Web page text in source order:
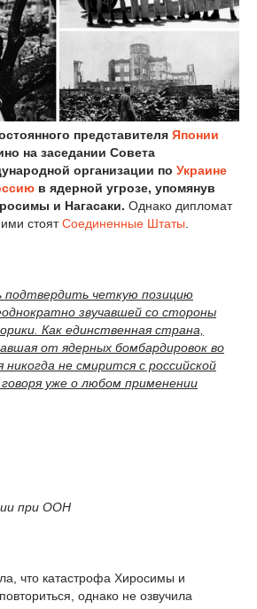
представителя Японии
на заседании Совета
организации по Украине
в ядерной угрозе, упомянув
и Нагасаки. Однако дипломат
стоятСоединенные Штаты.
четкую позицию
звучавшей со стороны
Как единственная страна,
от ядерных бомбардировок во
не смирится с российской
говоря уже о любом применении
при ООН
что катастрофа Хиросимы и
однако не озвучила